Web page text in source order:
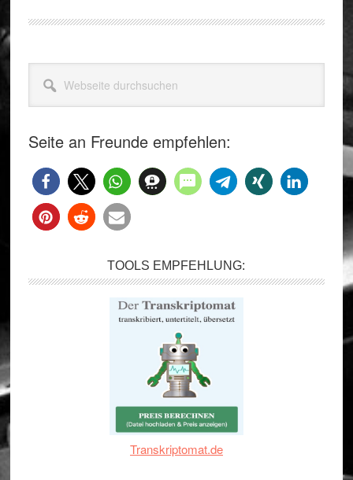
Seitenspalte
durchsuchen
Seite an Freunde empfehlen:
TOOLS EMPFEHLUNG:
Transkriptomat.de